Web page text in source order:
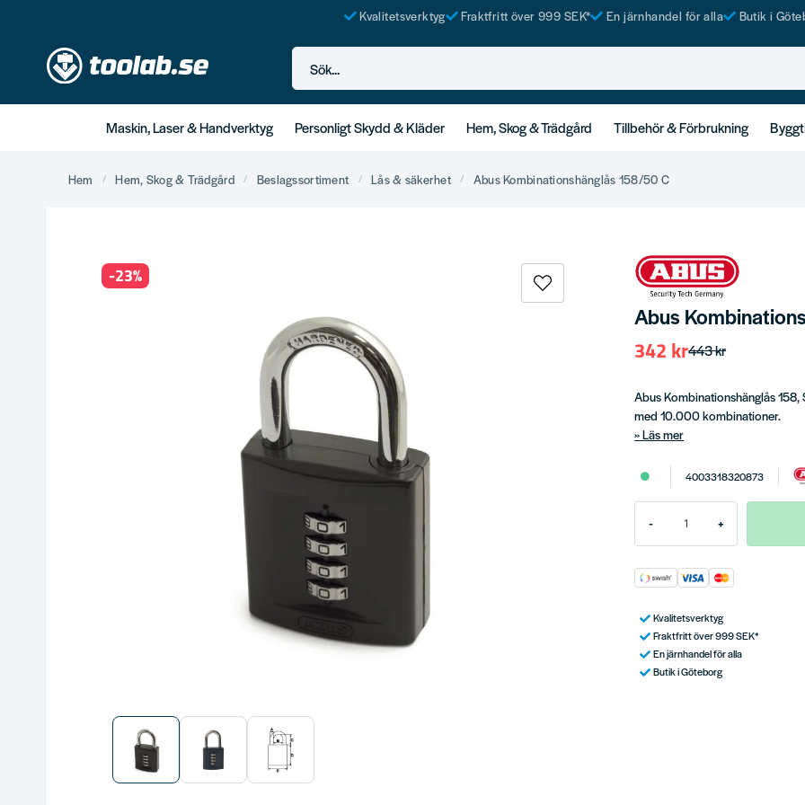
Kvalitetsverktyg Fraktfritt över 999 SEK* En järnhandel för alla Butik i
Sök...
Maskin, Laser & Handverktyg Personligt Skydd & Kläder Hem, Skog & Trädgård Tillbehör & Förbrukning
Hem Hem, Skog & Trädgård Beslagssortiment Lås & säkerhet Abus Kombinationshänglås 158/50 C
-23%
Abus
443 kr
342 kr
Abus Kombinationshänglås
med 10.000 kombinationer.
Läs mer
4003318320873
- +
Kvalitetsverktyg
Fraktfritt över 999 SEK*
En järnhandel för alla
Butik i Göteborg